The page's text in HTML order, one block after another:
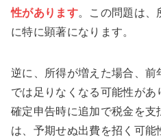
性があります。この問題は、
に特に顕著になります。
逆に、所得が増えた場合、前
では足りなくなる可能性が
確定申告時に追加で税金を
は、予期せぬ出費を招く可